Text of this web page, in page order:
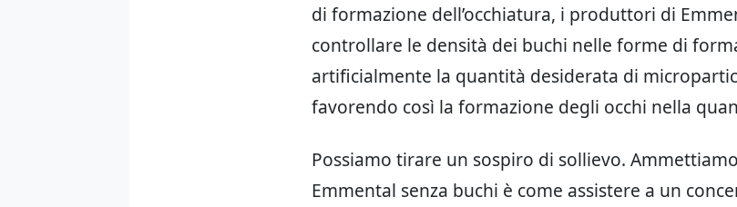
di formazione dell’occhiatura, i produttori di
controllare le densità dei buchi nelle forme di
artificialmente la quantità desiderata di
favorendo così la formazione degli occhi nella
Possiamo tirare un sospiro di sollievo.
Emmental senza buchi è come assistere a un